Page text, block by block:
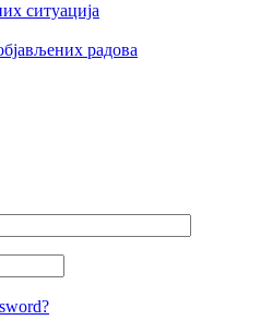
ситуација
радова